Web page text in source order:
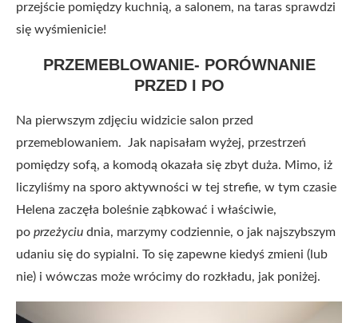
przejście pomiędzy kuchnią, a salonem, na taras sprawdzi
się wyśmienicie!
PRZEMEBLOWANIE- PORÓWNANIE
PRZED I PO
Na pierwszym zdjęciu widzicie salon przed
przemeblowaniem. Jak napisałam wyżej, przestrzeń
pomiędzy sofą, a komodą okazała się zbyt duża. Mimo, iż
liczyliśmy na sporo aktywności w tej strefie, w tym czasie
Helena zaczęła boleśnie ząbkować i właściwie,
po przeżyciu dnia, marzymy codziennie, o jak najszybszym
udaniu się do sypialni. To się zapewne kiedyś zmieni (lub
nie) i wówczas może wrócimy do rozkładu, jak poniżej.